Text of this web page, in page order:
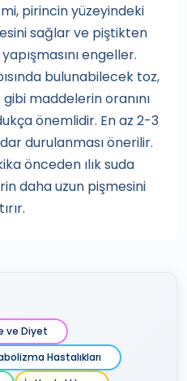
pirincin yüzeyindeki
sağlar ve piştikten
engeller.
bulunabilecek toz,
gibi maddelerin oranını
önemlidir. En az 2-3
durulanması önerilir.
önceden ılık suda
daha uzun pişmesini
ve Diyet
Hastalıkları